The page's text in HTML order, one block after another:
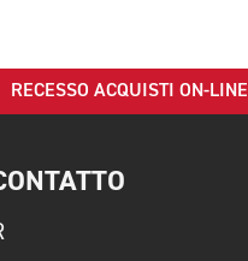
RECESSO ACQUISTI ON-LINE